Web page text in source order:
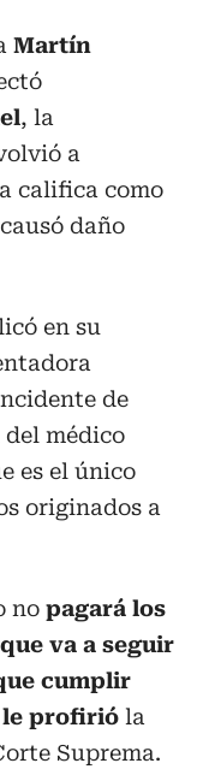
Martín
, la
a
califica como
daño
en su
de
médico
es el único
originados a
no pagará los
va a seguir
cumplir
le profirió la
Suprema.